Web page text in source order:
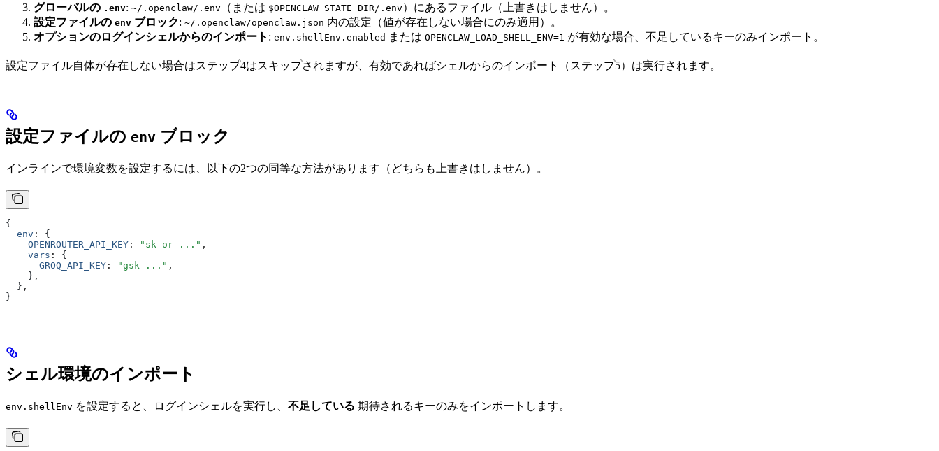
グローバルの .env: ~/.openclaw/.env （または $OPENCLAW_STATE_DIR/.env ）にあるファイル（上書きはしません）。
設定ファイルの env ブロック: ~/.openclaw/openclaw.json 内の設定（値が存在しない場合にのみ適用）。
オプションのログインシェルからのインポート : env.shellEnv.enabled または OPENCLAW_LOAD_SHELL_ENV=1 が有効な場合、不足しているキーのみインポート。
設定ファイル自体が存在しない場合はステップ4はスキップされますが、有効であればシェルからのインポート（ステップ5）は実行されます。
設定ファイルの env ブロック
インラインで環境変数を設定するには、以下の2つの同等な方法があります（どちらも上書きはしません）。
{
  env
:
{
    OPENROUTER_API_KEY
: "sk-or-..." ,
    vars
:
{
      GROQ_API_KEY
: "gsk-..." ,
    }
,
  }
,
}
シェル環境のインポート
env.shellEnv を設定すると、ログインシェルを実行し、 不足している 期待されるキーのみをインポートします。